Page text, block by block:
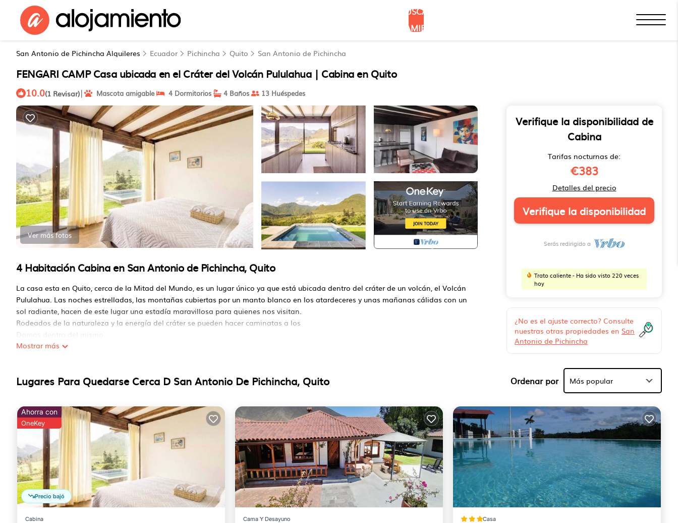
BUSCAR
ALOJAMIENTOS
San Antonio de Pichincha Alquileres Ecuador Pichincha Quito San Antonio de Pichincha
FENGARI CAMP Casa ubicada en el Cráter del Volcán Pululahua | Cabina en Quito
10.0(1 Revisar)| Mascota amigable 4 Dormitorios 4 Baños 13 Huéspedes
Ver más fotos
4 Habitación Cabina en San Antonio de Pichincha, Quito
La casa esta en Quito, cerca de la Mitad del Mundo, es un lugar único ya que está ubicada dentro del cráter de un volcán, el Volcán
Pululahua. Las noches estrelladas, las montañas cubiertas por un manto blanco en los atardeceres y unas mañanas cálidas con un
sol radiante, hacen de este lugar una estadía maravillosa para quienes nos visitan.
Rodeados de la naturaleza y la energía del cráter se pueden hacer caminatas a los
Domos dentro del mismo.
Este 4 Dormitorios Cabina proporciona alojamiento con Estacionamiento, Mascota amigable, Piscina, por su conveniencia. Este
Pichincha, y ofrece a los visitantes la oportunidad de explorarlo. La renta Cabina posee 4 Dormitorios y 4 Baños para hacerte sentir
Verifique si este Cabina tiene las comodidades que necesita y una ubicación que fabrica Esta es una gran opción para quedarse en
San Antonio de Pichincha. Disfruta de tu estadía en San Antonio de Pichincha en este Cabina.
Mostrar más
Verifique la disponibilidad de
Cabina
Tarifas nocturnas de:
€383
Detalles del precio
Verifique la disponibilidad
Serás redirigido a
Trato caliente - Ha sido visto 220 veces
hoy
¿No es el ajuste correcto? Consulte
nuestras otras propiedades en San
Antonio de Pichincha
Lugares Para Quedarse Cerca D San Antonio De Pichincha, Quito Ordenar por Más popular
Precio bajó
Ahorra con
OneKey
Cabina Cama Y Desayuno Casa